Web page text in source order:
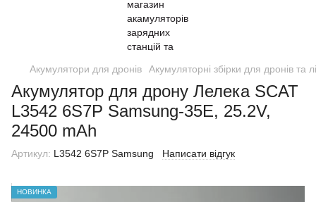
Акумулятори для дронів Акумуляторні збірки для дронів та
Акумулятор для дрону Лелека SCAT
L3542 6S7P Samsung-35E, 25.2V,
24500 mAh
Артикул: L3542 6S7P Samsung Написати відгук
НОВИНКА